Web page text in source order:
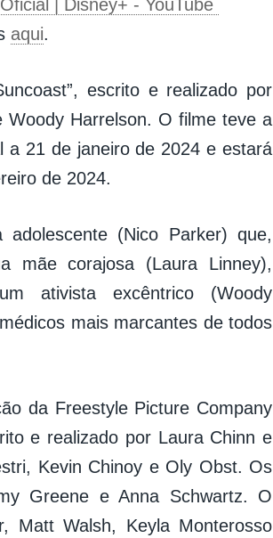
| Disney+ - YouTube
aqui.
escrito e realizado por
Woody Harrelson. O filme teve a
a 21 de janeiro de 2024 e estará
de 2024.
(Nico Parker) que,
mãe corajosa (Laura Linney),
ativista excêntrico (Woody
mais marcantes de todos
da Freestyle Picture Company
e realizado por Laura Chinn e
Kevin Chinoy e Oly Obst. Os
Greene e Anna Schwartz. O
Matt Walsh, Keyla Monterosso